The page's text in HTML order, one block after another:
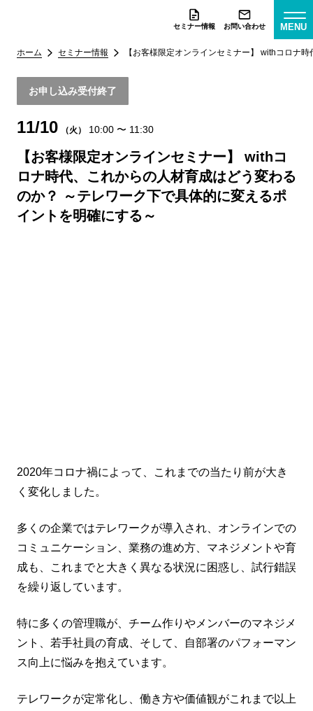
セミナー情報 お問い合わせ MENU
ホーム セミナー情報 【お客様限定オンラインセミナー】 withコロナ
お申し込み受付終了
11/10 （火） 10:00 〜 11:30
【お客様限定オンラインセミナー】 withコ
ロナ時代、これからの人材育成はどう変わる
のか？ ～テレワーク下で具体的に変えるポ
イントを明確にする～
2020年コロナ禍によって、これまでの当たり前が大き
く変化しました。
多くの企業ではテレワークが導入され、オンラインでの
コミュニケーション、業務の進め方、マネジメントや育
成も、これまでと大きく異なる状況に困惑し、試行錯誤
を繰り返しています。
特に多くの管理職が、チーム作りやメンバーのマネジメ
ント、若手社員の育成、そして、自部署のパフォーマン
ス向上に悩みを抱えています。
テレワークが定常化し、働き方や価値観がこれまで以上